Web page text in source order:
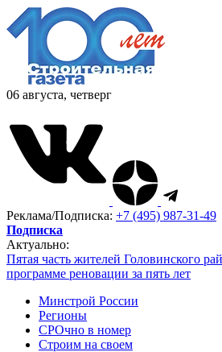
06 августа, четверг
Реклама/Подписка: +7 (495) 987-31-49
Подписка
Актуально:
Пятая часть жителей Головинского
программе реновации за пять лет
Минстрой России
Регионы
СРОчно в номер
Строим на своем